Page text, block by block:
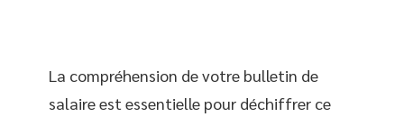
La compréhension de votre bulletin de
salaire est essentielle pour déchiffrer ce